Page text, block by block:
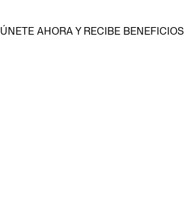
ÚNETE AHORA Y RECIBE BENEFICIOS